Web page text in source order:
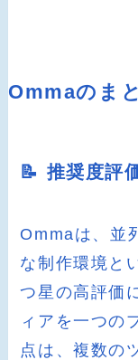
Ommaのま
📝 推奨度評価
Ommaは、並
な制作環境と
つ星の高評価
ィアを一つの
点は、複数の